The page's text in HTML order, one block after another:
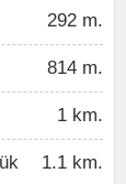
292 m.
814 m.
1 km.
1.1 km.